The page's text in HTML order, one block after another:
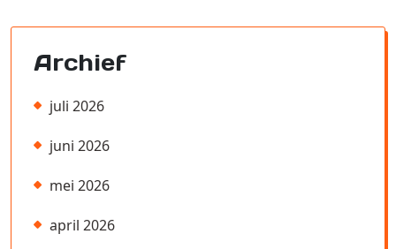
Archief
juli 2026
juni 2026
mei 2026
april 2026